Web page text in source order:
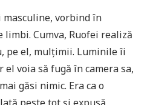
masculine, vorbind în
Cumva, Ruofei realiză
pe el, mulțimii. Luminile îi
voia să fugă în camera sa,
găsi nimic. Era ca o